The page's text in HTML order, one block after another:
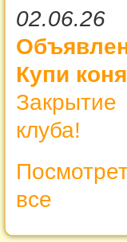
02.06.26
Купи
Закрытие
клуба!
все